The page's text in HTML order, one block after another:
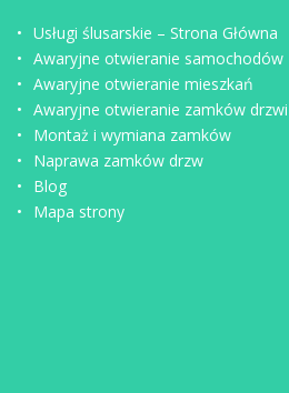
Usługi ślusarskie – Strona Główna
Awaryjne otwieranie samochodów
Awaryjne otwieranie mieszkań
Awaryjne otwieranie zamków drzwi
Montaż i wymiana zamków
Naprawa zamków drzw
Blog
Mapa strony